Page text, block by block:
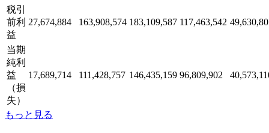
税引
前利
益
27,674,884 163,908,574 183,109,587 117,463,542
当期
純利
益
（損
失）
17,689,714 111,428,757 146,435,159 96,809,902
もっと見る